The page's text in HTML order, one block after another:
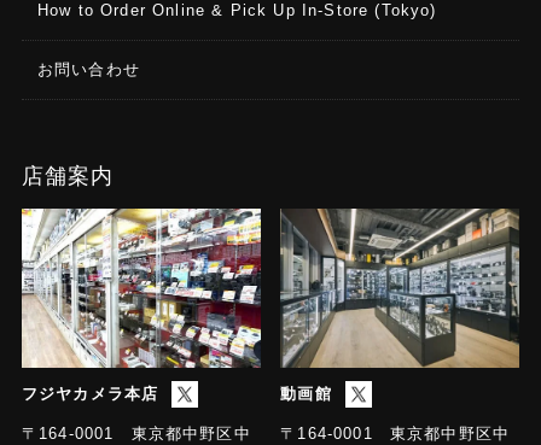
How to Order Online & Pick Up In-Store (Tokyo)
お問い合わせ
店舗案内
フジヤカメラ本店
〒164-0001 東京都中野区中
動画館
〒164-0001 東京都中野区中